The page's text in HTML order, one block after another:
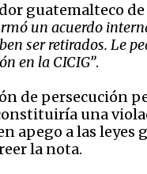
guatemalteco
un acuerdo
ser retirados. Le
en la CICIG”.
de
una
apego a las leyes
la nota.